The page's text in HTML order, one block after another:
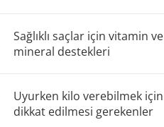
Sağlıklı saçlar için vitamin ve
mineral destekleri
Uyurken kilo verebilmek için
dikkat edilmesi gerekenler